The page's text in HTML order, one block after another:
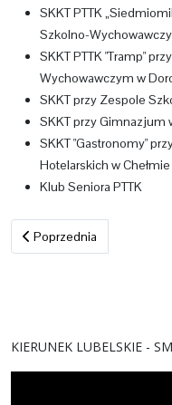
SKKT PTTK
Szkolno-
SKKT PTTK "Tramp"
Wychowawczym w
SKKT przy Zespole
SKKT przy Gimnazjum
SKKT "Gastronomy"
Hotelarskich w Chełmie
Klub Seniora PTTK
Poprzednia strona:
Poprzednia
KIERUNEK LUBELSKIE -